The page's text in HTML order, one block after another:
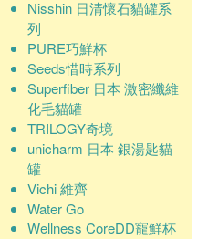
Nisshin 日清懷石貓罐系
列
PURE巧鮮杯
Seeds惜時系列
Superfiber 日本 激密纖維
化毛貓罐
TRILOGY奇境
unicharm 日本 銀湯匙貓
罐
Vichi 維齊
Water Go
Wellness CoreDD寵鮮杯